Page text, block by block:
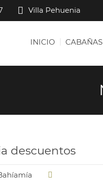
Villa Pehuenia
INICIO CABAÑAS
descuentos